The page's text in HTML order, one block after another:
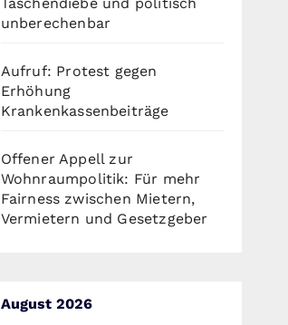
unberechenbar
Aufruf: Protest gegen
Erhöhung
Krankenkassenbeiträge
Offener Appell zur
Wohnraumpolitik: Für mehr
Fairness zwischen Mietern,
Vermietern und Gesetzgeber
August 2026